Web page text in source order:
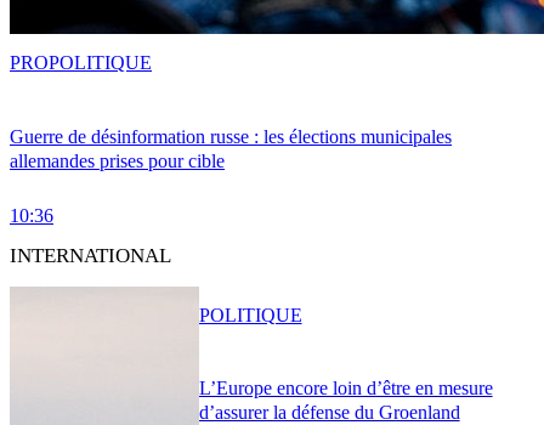
Guerre de désinformation russe : les élections municipales
allemandes prises pour cible
10:36
PROPOLITIQUE
INTERNATIONAL
L’Europe encore loin d’être en mesure
d’assurer la défense du Groenland
POLITIQUE